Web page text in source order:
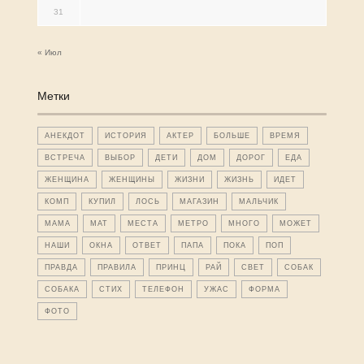
31
« Июл
Метки
АНЕКДОТ ИСТОРИЯ АКТЕР БОЛЬШЕ ВРЕМЯ
ВСТРЕЧА ВЫБОР ДЕТИ ДОМ ДОРОГ ЕДА
ЖЕНЩИНА ЖЕНЩИНЫ ЖИЗНИ ЖИЗНЬ ИДЕТ
КОМП КУПИЛ ЛОСЬ МАГАЗИН МАЛЬЧИК
МАМА МАТ МЕСТА МЕТРО МНОГО МОЖЕТ
НАШИ ОКНА ОТВЕТ ПАПА ПОКА ПОП
ПРАВДА ПРАВИЛА ПРИНЦ РАЙ СВЕТ СОБАК
СОБАКА СТИХ ТЕЛЕФОН УЖАС ФОРМА
ФОТО